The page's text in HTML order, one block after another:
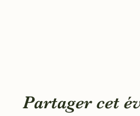
Partager cet